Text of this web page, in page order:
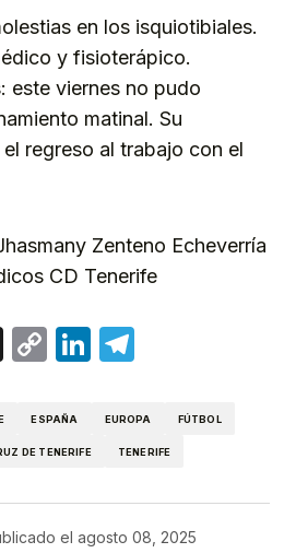
en los isquiotibiales.
y fisioterápico.
viernes no pudo
matinal. Su
regreso al trabajo con el
Zenteno Echeverría
CD Tenerife
X
CopyLinkedIn
ESPAÑA EUROPA FÚTBOL
DE TENERIFE TENERIFE
el agosto 08, 2025